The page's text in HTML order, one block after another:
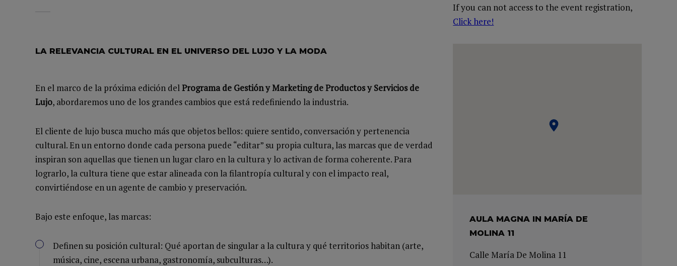
If you can not access to the event registration,
Click here!
LA RELEVANCIA CULTURAL EN EL UNIVERSO DEL LUJO Y LA MODA
En el marco de la próxima edición delPrograma de Gestión y Marketing de Productos y Servicios de
Lujo, abordaremos uno de los grandes cambios que está redefiniendo la industria.
El cliente de lujo busca mucho más que objetos bellos: quiere sentido, conversación y pertenencia
cultural. En un entorno donde cada persona puede “editar” su propia cultura, las marcas que de verdad
inspiran son aquellas que tienen un lugar claro en la cultura y lo activan de forma coherente. Para
lograrlo, la cultura tiene que estar alineada con la filantropía cultural y con el impacto real,
convirtiéndose en un agente de cambio y preservación.
Bajo este enfoque, las marcas:
Definen su posición cultural: Qué aportan de singular a la cultura y qué territorios habitan (arte,
música, cine, escena urbana, gastronomía, subculturas…).
AULA MAGNA IN MARÍA DE
MOLINA 11
Calle María De Molina 11